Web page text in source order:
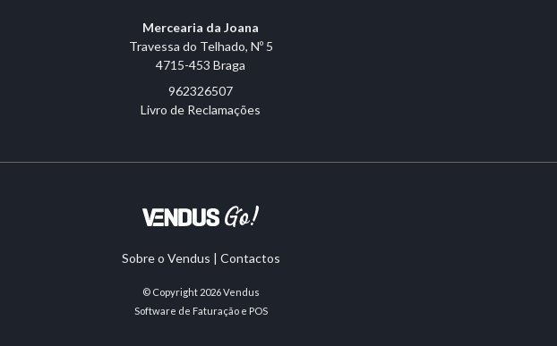
Mercearia da Joana
Travessa do Telhado, Nº 5
4715-453 Braga
962326507
Livro de Reclamações
Sobre o Vendus | Contactos
© Copyright 2026Vendus
Software de Faturação e POS